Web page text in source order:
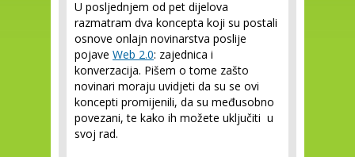
U posljednjem od pet dijelova
razmatram dva koncepta koji su postali
osnove onlajn novinarstva poslije
pojave Web 2.0: zajednica i
konverzacija. Pišem o tome zašto
novinari moraju uvidjeti da su se ovi
koncepti promijenili, da su međusobno
povezani, te kako ih možete uključiti u
svoj rad.